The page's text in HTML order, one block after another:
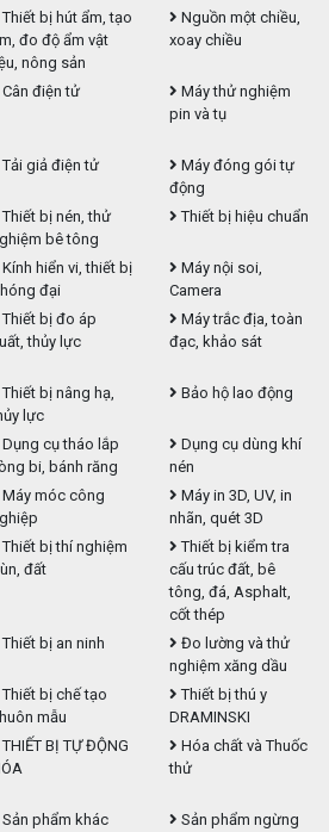
Thiết bị hút ẩm, tạo
đo độ ẩm vật
nông sản
Nguồn một chiều,
xoay chiều
Cân điện tử
Máy thử nghiệm
pin và tụ
Tải giả điện tử
Máy đóng gói tự
động
Thiết bị nén, thử
bê tông
Thiết bị hiệu chuẩn
Kính hiển vi, thiết bị
đại
Máy nội soi,
Camera
Thiết bị đo áp
thủy lực
Máy trắc địa, toàn
đạc, khảo sát
Thiết bị nâng hạ,
lực
Bảo hộ lao động
Dụng cụ tháo lắp
bi, bánh răng
Dụng cụ dùng khí
nén
Máy móc công
Máy in 3D, UV, in
nhãn, quét 3D
Thiết bị thí nghiệm
đất
Thiết bị kiểm tra
cấu trúc đất, bê
tông, đá, Asphalt,
cốt thép
Thiết bị an ninh
Đo lường và thử
nghiệm xăng dầu
Thiết bị chế tạo
mẫu
Thiết bị thú y
DRAMINSKI
THIẾT BỊ TỰ ĐỘNG
Hóa chất và Thuốc
thử
Sản phẩm khác
Sản phẩm ngừng